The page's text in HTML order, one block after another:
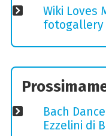
Wiki Loves
fotogallery
Bach
Ezzelini di